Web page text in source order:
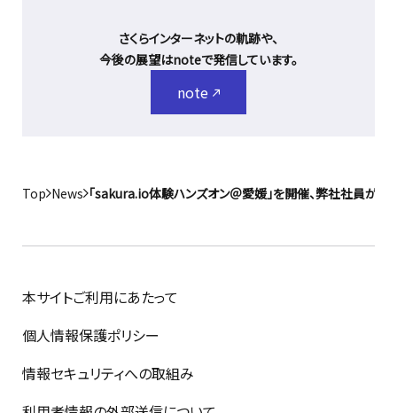
さくらインターネットの軌跡や、
今後の展望はnoteで発信しています。
note
Top News 「sakura.io体験ハンズオン＠愛媛」を開催、弊社社員が講
本サイトご利用にあたって
個人情報保護ポリシー
情報セキュリティへの取組み